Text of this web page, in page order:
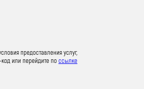
предоставления услуг,
код или перейдите поссылке